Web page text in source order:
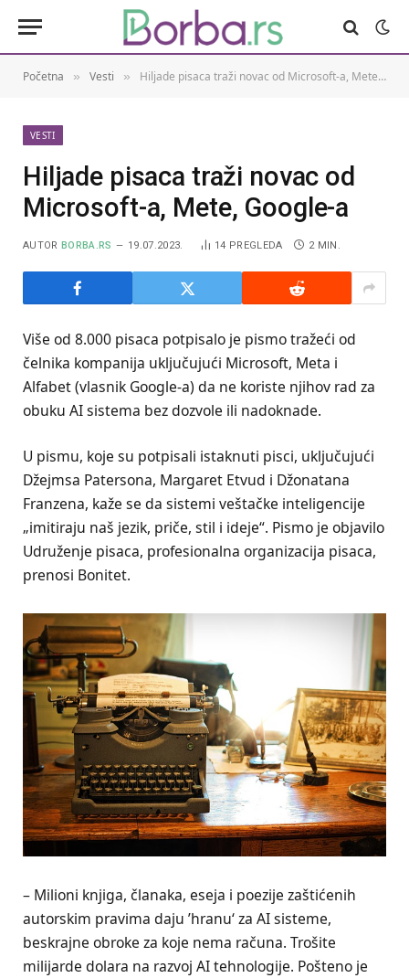
Početna » Vesti » Hiljade pisaca traži novac od Microsoft-a, Mete, Google-a
VESTI
Hiljade pisaca traži novac od
Microsoft-a, Mete, Google-a
AUTOR BORBA.RS 19.07.2023. 14 PREGLEDA 2 MIN.
Više od 8.000 pisaca potpisalo je pismo tražeći od
čelnika kompanija uključujući Microsoft, Meta i
Alfabet (vlasnik Google-a) da ne koriste njihov rad za
obuku AI sistema bez dozvole ili nadoknade.
U pismu, koje su potpisali istaknuti pisci, uključujući
Džejmsa Patersona, Margaret Etvud i Džonatana
Franzena, kaže se da sistemi veštačke inteligencije
„imitiraju naš jezik, priče, stil i ideje“. Pismo je objavilo
Udruženje pisaca, profesionalna organizacija pisaca,
prenosi Bonitet.
– Milioni knjiga, članaka, eseja i poezije zaštićenih
autorskim pravima daju ’hranu‘ za AI sisteme,
beskrajne obroke za koje nema računa. Trošite
milijarde dolara na razvoj AI tehnologije. Pošteno je